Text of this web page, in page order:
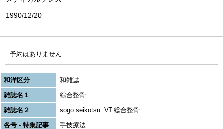
1990/12/20
予約はありません
和洋区分
和雑誌
雑誌名１
綜合整骨
雑誌名２
sogo seikotsu. VT:総合整骨
各号 - 特集記事
手技療法